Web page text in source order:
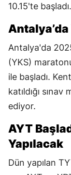
10.15'te
Antalya’da
Antalya'da
(YKS)
ile başladı.
katıldığı
ediyor.
AYT
Yapılacak
Dün yapılan